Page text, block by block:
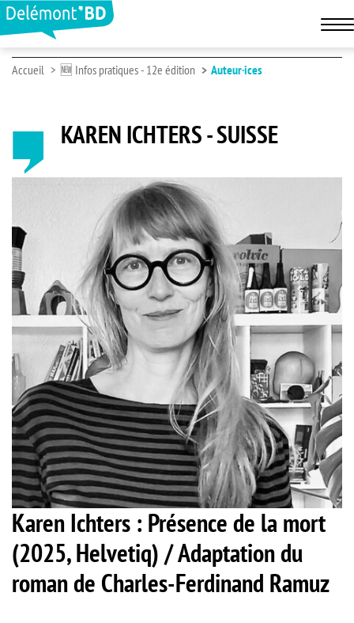
Accueil 🆕 Infos pratiques - 12e édition Auteur·ices
KAREN ICHTERS - SUISSE
Karen Ichters : Présence de la mort
(2025, Helvetiq) / Adaptation du
roman de Charles-Ferdinand Ramuz